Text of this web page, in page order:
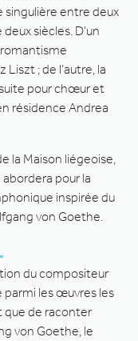
entre deux
siècles. D’un
Liszt ; de l’autre, la
suite pour chœur et
résidence Andrea
la Maison liégeoise,
pour la
inspirée du
von Goethe.
du compositeur
les œuvres les
que de raconter
von Goethe, le